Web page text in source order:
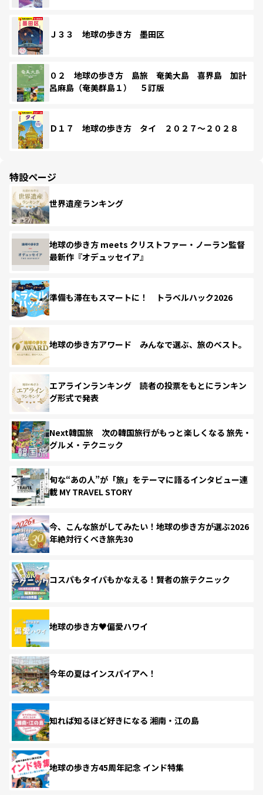
Ｊ３３ 地球の歩き方 墨田区
０２ 地球の歩き方 島旅 奄美大島 喜界島 加計
呂麻島（奄美群島１） ５訂版
Ｄ１７ 地球の歩き方 タイ ２０２７～２０２８
特設ページ
世界遺産ランキング
地球の歩き方 meets クリストファー・ノーラン監督
最新作『オデュッセイア』
準備も滞在もスマートに！ トラベルハック2026
地球の歩き方アワード みんなで選ぶ、旅のベスト。
エアラインランキング 読者の投票をもとにランキン
グ形式で発表
Next韓国旅 次の韓国旅行がもっと楽しくなる 旅先・
グルメ・テクニック
旬な“あの人”が「旅」をテーマに語るインタビュー連
載 MY TRAVEL STORY
今、こんな旅がしてみたい！地球の歩き方が選ぶ2026
年絶対行くべき旅先30
コスパもタイパもかなえる！賢者の旅テクニック
地球の歩き方♥偏愛ハワイ
今年の夏はインスパイアへ！
知れば知るほど好きになる 湘南・江の島
地球の歩き方45周年記念 インド特集